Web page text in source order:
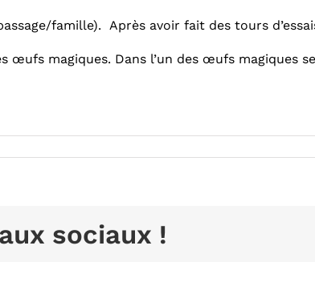
famille). Après avoir fait des tours
œufs magiques. Dans l’un des œufs
sociaux !